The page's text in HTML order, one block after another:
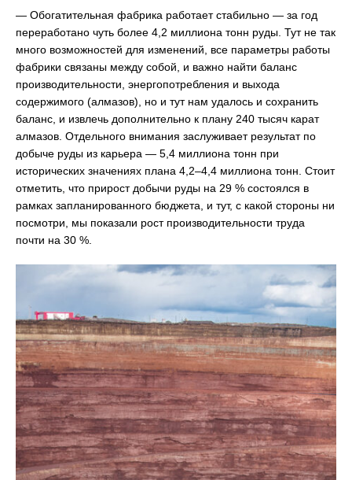
— Обогатительная фабрика работает стабильно — за год
переработано чуть более 4,2 миллиона тонн руды. Тут не так
много возможностей для изменений, все параметры работы
фабрики связаны между собой, и важно найти баланс
производительности, энергопотребления и выхода
содержимого (алмазов), но и тут нам удалось и сохранить
баланс, и извлечь дополнительно к плану 240 тысяч карат
алмазов. Отдельного внимания заслуживает результат по
добыче руды из карьера — 5,4 миллиона тонн при
исторических значениях плана 4,2–4,4 миллиона тонн. Стоит
отметить, что прирост добычи руды на 29 % состоялся в
рамках запланированного бюджета, и тут, с какой стороны ни
посмотри, мы показали рост производительности труда
почти на 30 %.